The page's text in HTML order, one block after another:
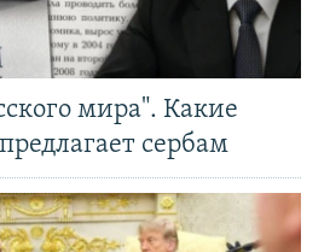
мира". Какие
сербам